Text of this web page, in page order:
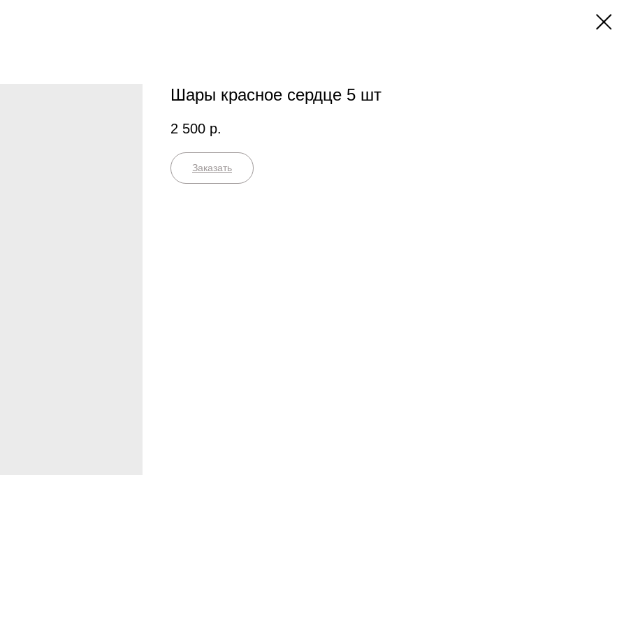
Шары красное сердце 5 шт
2 500 р.
Заказать